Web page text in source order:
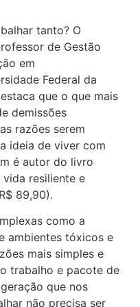
tanto? O
de Gestão
em
Federal da
que o que mais
demissões
razões serem
ideia de viver com
é autor do livro
vida resiliente e
89,90).
como a
ambientes tóxicos e
mais simples e
trabalho e pacote de
que nos
não precisa ser